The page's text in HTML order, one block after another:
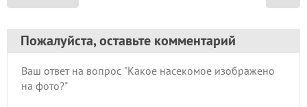
Пожалуйста, оставьте комментарий